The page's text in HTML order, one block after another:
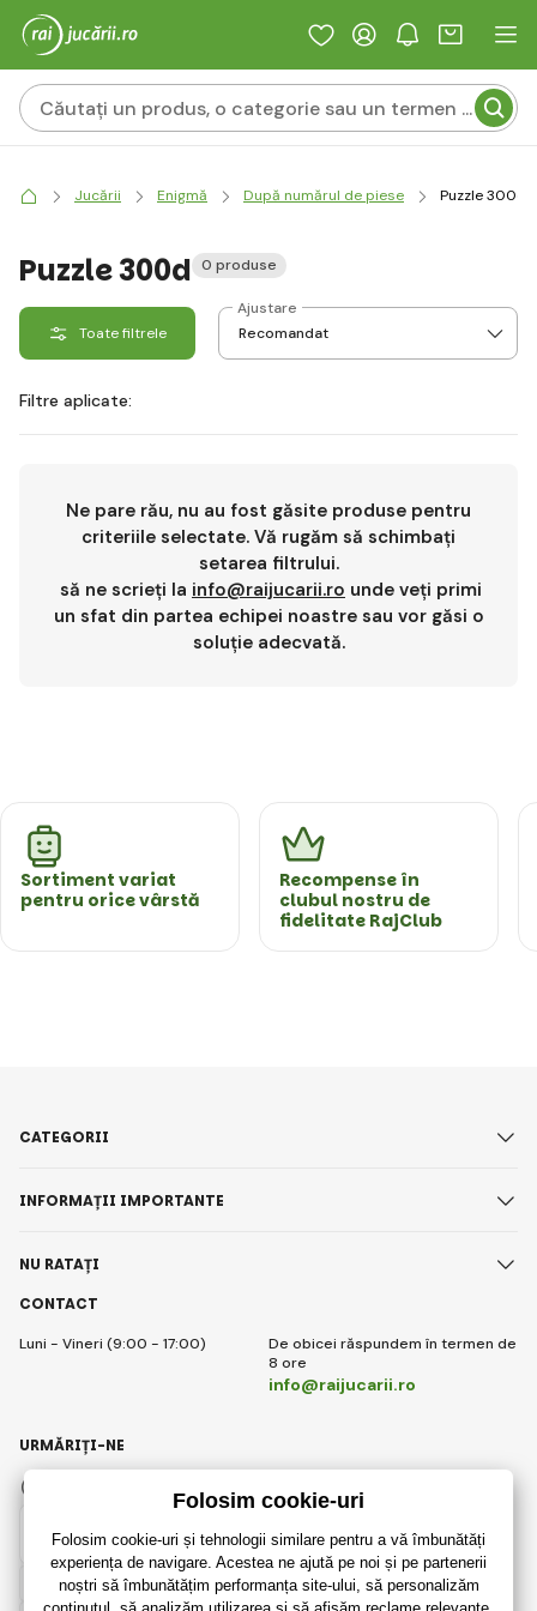
Jucării Enigmă După numărul de piese Puzzle 300d
Puzzle 300d 0 produse
Toate filtrele
Ajustare
Filtre aplicate:
Ne pare rău, nu au fost găsite produse pentru
criteriile selectate. Vă rugăm să schimbați
setarea filtrului.
să ne scrieți la info@raijucarii.ro unde veți primi
un sfat din partea echipei noastre sau vor găsi o
soluție adecvată.
Sortiment variat
pentru orice vârstă
Recompense în
clubul nostru de
fidelitate RajClub
CONTACT
Luni - Vineri (9:00 - 17:00)
De obicei răspundem în termen de
8 ore
info@raijucarii.ro
CATEGORII
INFORMAȚII IMPORTANTE
NU RATAȚI
Romanian
URMĂRIȚI-NE
Instagram